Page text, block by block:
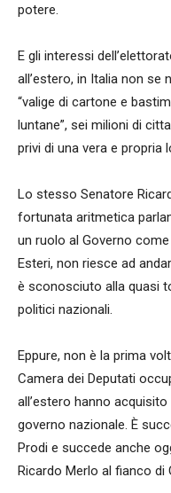
potere.
E gli interessi
all’estero, in Italia non se
“valige di cartone e
luntane”, sei milioni di
privi di una vera e propria
Lo stesso Senatore
fortunata aritmetica
un ruolo al Governo
Esteri, non riesce ad
è sconosciuto alla quasi
politici nazionali.
Eppure, non è la prima
Camera dei Deputati
all’estero hanno
governo nazionale. È
Prodi e succede anche
Ricardo Merlo al fianco di